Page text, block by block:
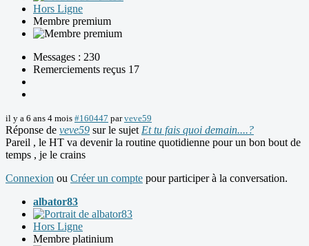
Hors Ligne
Membre premium
Messages : 230
Remerciements reçus 17
il y a 6 ans 4 mois #160447 parveve59
Réponse de veve59 sur le sujet Et tu fais quoi demain....?
Pareil , le HT va devenir la routine quotidienne pour un bon bout de
temps , je le crains
Connexion ou Créer un compte pour participer à la conversation.
albator83
Hors Ligne
Membre platinium